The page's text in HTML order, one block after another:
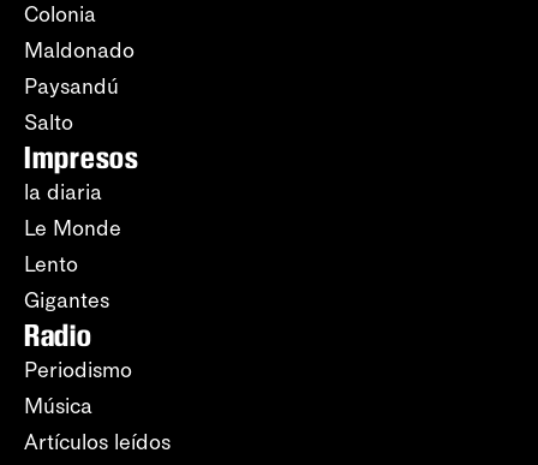
Colonia
Maldonado
Paysandú
Salto
Impresos
la diaria
Le Monde
Lento
Gigantes
Radio
Periodismo
Música
Artículos leídos